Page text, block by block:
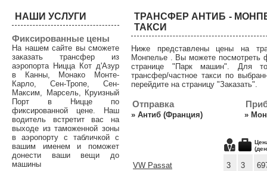
ТРАНСФЕР АНТИБ -
ТАКСИ
Ниже представлены цены на
Монпелье . Вы можете посмотреть
странице "Парк машин". Для
трансфер/частное такси по
перейдите на страницу "Заказать".
Отправка
» Антиб (Франция) »
VW Passat 3 3
НАШИ УСЛУГИ
Фиксированные цены
На нашем сайте вы сможете
заказать трансфер из
аэропорта Ницца Кот д'Азур
в Канны, Монако Монте-
Карло, Сен-Тропе, Сен-
Максим, Марсель, Круизный
Порт в Ницце по
фиксированной цене. Наш
водитель встретит вас на
выходе из таможенной зоны
в аэропорту с табличкой с
вашим именем и поможет
донести ваши вещи до
машины